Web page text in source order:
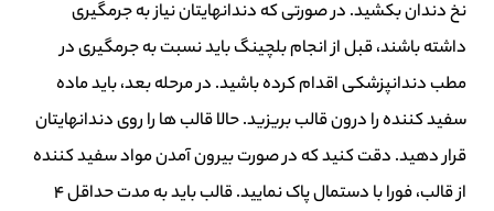
نخ دندان بکشید. در صورتی که دندانهایتان نیاز به جرمگیری
داشته باشند، قبل از انجام بلچینگ باید نسبت به جرمگیری در
مطب دندانپزشکی اقدام کرده باشید. در مرحله بعد، باید ماده
سفید کننده را درون قالب بریزید. حالا قالب ها را روی دندانهایتان
قرار دهید. دقت کنید که در صورت بیرون آمدن مواد سفید کننده
از قالب، فورا با دستمال پاک نمایید. قالب باید به مدت حداقل 4